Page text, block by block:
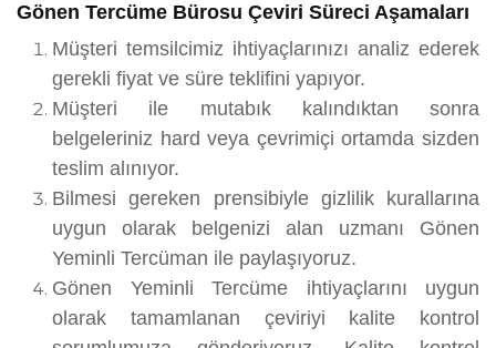
Gönen Tercüme Bürosu Çeviri Süreci Aşamaları
Müşteri temsilcimiz ihtiyaçlarınızı analiz ederek
gerekli fiyat ve süre teklifini yapıyor.
Müşteri ile mutabık kalındıktan sonra
belgeleriniz hard veya çevrimiçi ortamda sizden
teslim alınıyor.
Bilmesi gereken prensibiyle gizlilik kurallarına
uygun olarak belgenizi alan uzmanı Gönen
Yeminli Tercüman ile paylaşıyoruz.
Gönen Yeminli Tercüme ihtiyaçlarını uygun
olarak tamamlanan çeviriyi kalite kontrol